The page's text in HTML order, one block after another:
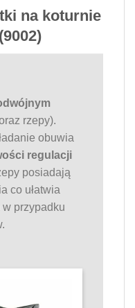
na koturnie
rzepy).
obuwia
regulacji
posiadają
co ułatwia
przypadku